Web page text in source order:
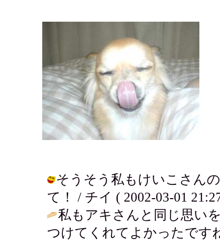
そうそう私もけいこさん
て！ / チイ ( 2002-03-01
私もアキさんと同じ思い
つけてくれてよかったです